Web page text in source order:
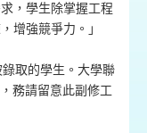
，學生除掌握工程
增強競爭力。」
取的學生。大學聯
務請留意此副修工